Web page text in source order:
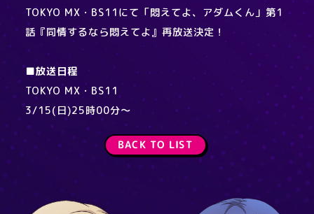
TOKYO MX・BS11にて「悶えてよ、アダムくん」第1
話『同情するなら悶えてよ』再放送決定！
■放送日程
TOKYO MX・BS11
3/15(日)25時00分～
BACK TO LIST